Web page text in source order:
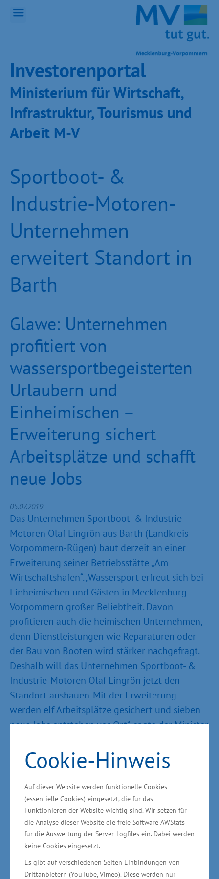
Cookie-Hinweis
Auf dieser Website werden funktionelle Cookies
(essentielle Cookies) eingesetzt, die für das
Funktionieren der Website wichtig sind. Wir setzen für
die Analyse dieser Website die freie Software AWStats
für die Auswertung der Server-Logfiles ein. Dabei werden
keine Cookies eingesetzt.
Es gibt auf verschiedenen Seiten Einbindungen von
Drittanbietern (YouTube, Vimeo). Diese werden nur
Inves­toren­por­tal
Ministeri­um für Wirt­schaft,
Infra­struk­tur, Tou­ris­mus und
Ar­beit M-V
Sportboot- &
Industrie-Motoren-
Unternehmen
erweitert Standort in
Barth
Glawe: Unternehmen
profitiert von
wassersportbegeisterten
Urlaubern und
Einheimischen –
Erweiterung sichert
Arbeitsplätze und schafft
neue Jobs
05.07.2019
Das Unternehmen Sportboot- & Industrie-
Motoren Olaf Lingrön aus Barth (Landkreis
Vorpommern-Rügen) baut derzeit an einer
Erweiterung seiner Betriebsstätte „Am
Wirtschaftshafen“. „Wassersport erfreut sich bei
Einheimischen und Gästen in Mecklenburg-
Vorpommern großer Beliebtheit. Davon
profitieren auch die heimischen Unternehmen,
denn Dienstleistungen wie Reparaturen oder
der Bau von Booten wird stärker nachgefragt.
Deshalb will das Unternehmen Sportboot- &
Industrie-Motoren Olaf Lingrön jetzt den
Standort ausbauen. Mit der Erweiterung
werden elf Arbeitsplätze gesichert und sieben
neue Jobs entstehen vor Ort“, sagte der Minister
Glawe.
Eigenständige Produktion von
Angel- und Freizeitbooten geplant
Das Unternehmen ist seit mehr als 20 Jahren in
den Bereichen Bau, Reparatur und Handel von
Booten sowie Bootszubehör tätig. Zusätzlich